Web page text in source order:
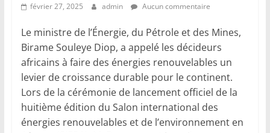
février 27, 2025 admin Aucun commentaire
Le ministre de l’Énergie, du Pétrole et des Mines,
Birame Souleye Diop, a appelé les décideurs
africains à faire des énergies renouvelables un
levier de croissance durable pour le continent.
Lors de la cérémonie de lancement officiel de la
huitième édition du Salon international des
énergies renouvelables et de l’environnement en